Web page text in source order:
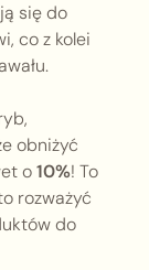
się do
co z kolei
obniżyć
o10%! To
rozważyć
do